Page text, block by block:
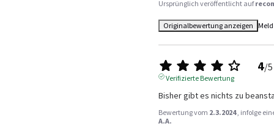
Ursprünglich veröffentlicht auf
Originalbewertung anzeigen
4/5
Verifizierte Bewertung
Bisher gibt es nichts zu
Bewertung vom 2.3.2024 , infolge
A.A.